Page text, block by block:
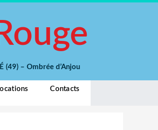
– Ombrée d’Anjou
Contacts